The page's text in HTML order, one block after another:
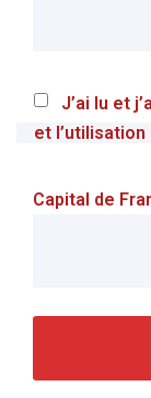
J’ai lu et
et
Capital de